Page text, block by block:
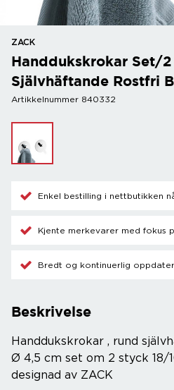
ZACK
Handdukskrokar Set/2
Självhäftande Rostfri
Artikkelnummer 840332
Enkel bestilling i nettbutikken
Kjente merkevarer med fokus
Bredt og kontinuerlig
Beskrivelse
Handdukskrokar , rund
Ø 4,5 cm set om 2 styck 18/
designad av ZACK